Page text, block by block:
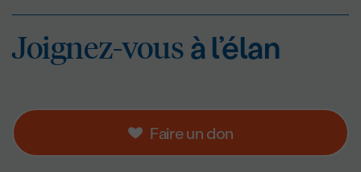
Faire un don
Joignez-vousà
Joignez-vousà l’élan